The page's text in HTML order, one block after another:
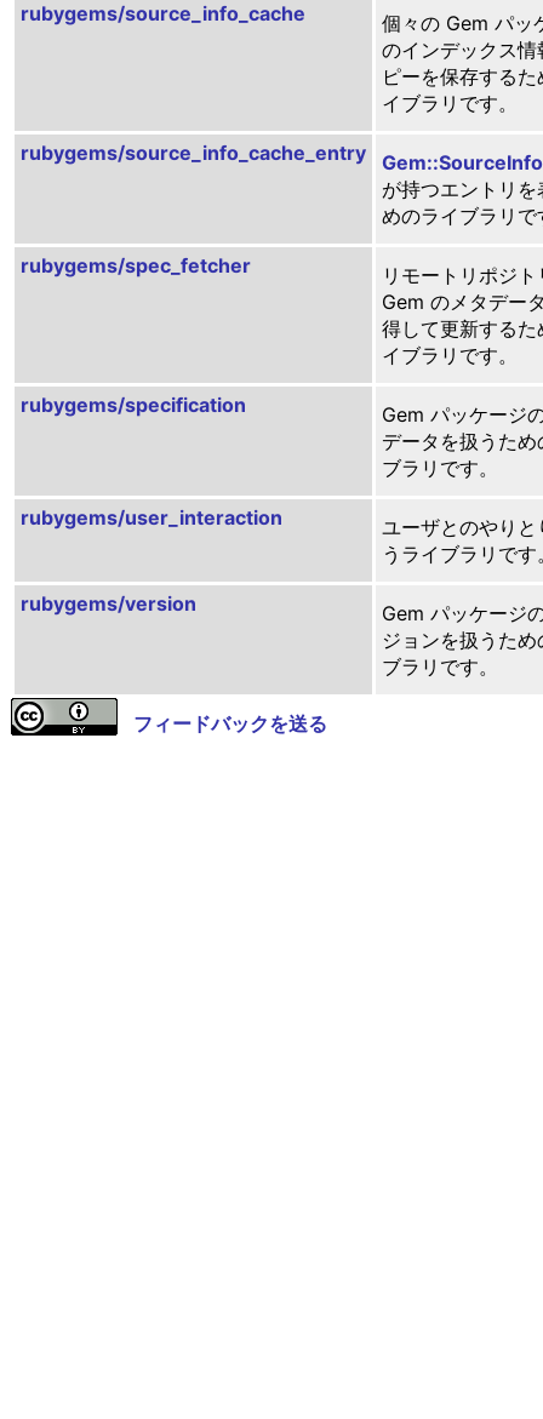
rubygems/source_info_cache
個々の Gem パッ
のインデックス情
ピーを保存するた
イブラリです。
rubygems/source_info_cache_entry
が持つエントリを
めのライブラリで
rubygems/spec_fetcher
リモートリポジト
Gem のメタデー
得して更新するた
イブラリです。
rubygems/specification
Gem パッケージ
データを扱うため
ブラリです。
rubygems/user_interaction
ユーザとのやりと
うライブラリです
rubygems/version
Gem パッケージ
ジョンを扱うため
ブラリです。
フィードバックを送る